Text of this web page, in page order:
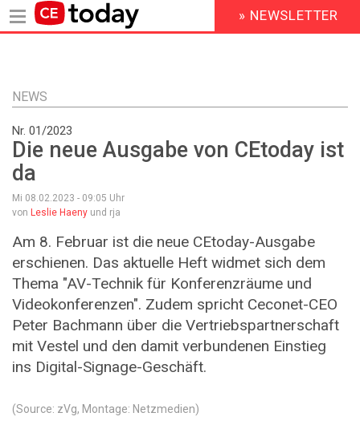
Inhalt
HEADER
MENU
» NEWSLETTER
NEWS
Nr. 01/2023
Die neue Ausgabe von CEtoday ist
da
Mi 08.02.2023 - 09:05 Uhr
von Leslie Haeny und rja
Am 8. Februar ist die neue CEtoday-Ausgabe
erschienen. Das aktuelle Heft widmet sich dem
Thema "AV-Technik für Konferenzräume und
Videokonferenzen". Zudem spricht Ceconet-CEO
Peter Bachmann über die Vertriebspartnerschaft
mit Vestel und den damit verbundenen Einstieg
ins Digital-Signage-Geschäft.
(Source: zVg, Montage: Netzmedien)